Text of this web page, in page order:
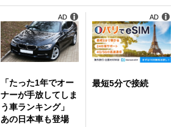
「たった1年でオー
ナーが手放してしま
う車ランキング」
あの日本車も登場
AD
最短5分で接続
AD